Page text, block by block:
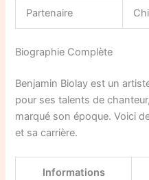
Partenaire
Biographie Complète
Benjamin Biolay est un
pour ses talents de
marqué son époque. Voici
et sa carrière.
Informations